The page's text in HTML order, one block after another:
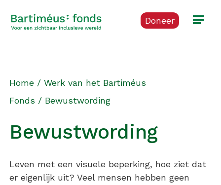
Doneer
Home /Werk van het Bartiméus
Fonds / Bewustwording
Bewustwording
Leven met een visuele beperking, hoe ziet dat
er eigenlijk uit? Veel mensen hebben geen